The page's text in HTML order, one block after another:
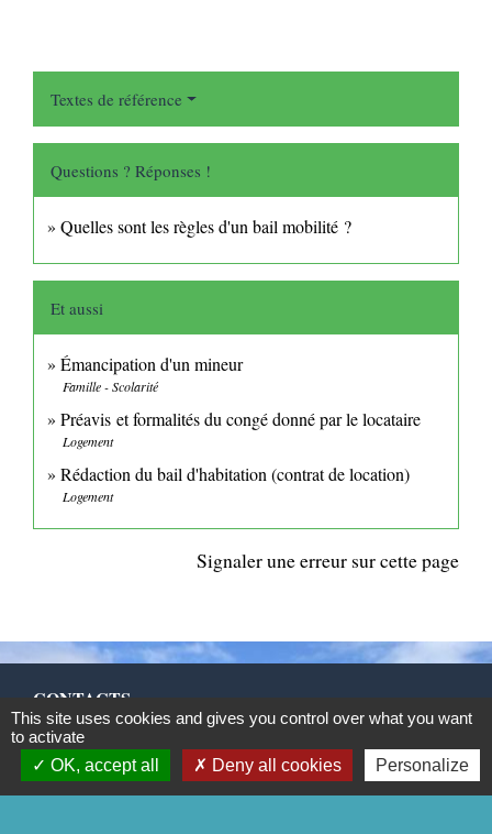
Textes de référence
Questions ? Réponses !
Quelles sont les règles d'un bail mobilité ?
Et aussi
Émancipation d'un mineur
Famille - Scolarité
Préavis et formalités du congé donné par le locataire
Logement
Rédaction du bail d'habitation (contrat de location)
Logement
Signaler une erreur sur cette page
CONTACTS
Commune de Mittainville
5 rue de la Mairie
78125 Mittainville - FRANCE
This site uses cookies and gives you control over what you want
to activate
OK, accept all
Deny all cookies Personalize